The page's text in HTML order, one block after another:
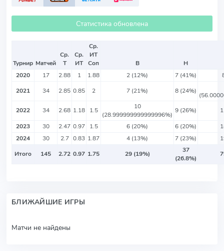
Статистика обновлена
Турнир Матчей
Ср.
Т
Ср.
ИТ
Ср.
ИТ
Соп
В
Н
2020
17 2.88 1 1.88 2 (12%) 7 (41%)
2021
34 2.85 0.85 2 7 (21%) 8 (24%)
2022
34 2.68 1.18 1.5
10
(28.999999999999996%)
9 (26%)
2023
30 2.47 0.97 1.5 6 (20%) 6 (20%)
2024
30 2.7 0.83 1.87 4 (13%) 7 (23%)
Итого
145 2.72 0.97 1.75 29 (19%)
37
(26.8%)
БЛИЖАЙШИЕ ИГРЫ
Матчи не найдены